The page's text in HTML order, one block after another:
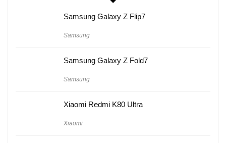
Samsung Galaxy Z Flip7
Samsung
Samsung Galaxy Z Fold7
Samsung
Xiaomi Redmi K80 Ultra
Xiaomi